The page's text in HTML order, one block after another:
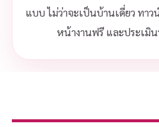
แบบ ไม่ว่าจะเป็นบ้านเดี่ยว ทา
หน้างานฟรี และประเมิ